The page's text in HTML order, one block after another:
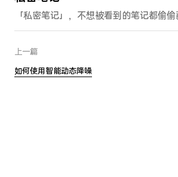
「私密笔记」，不想被看到的笔记都偷偷
上一篇
如何使用智能动态降噪